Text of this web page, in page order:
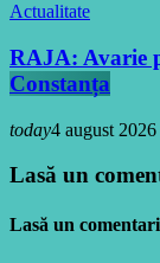
Actualitate
RAJA: Avarie
Constanța
today4 august 2026
Lasă un
Lasă un